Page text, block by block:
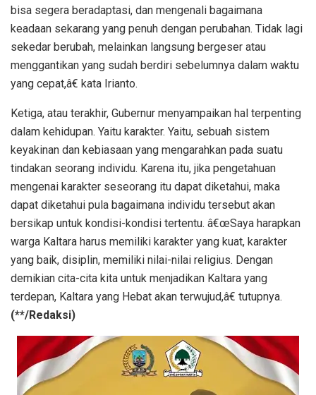
bisa segera beradaptasi, dan mengenali bagaimana
keadaan sekarang yang penuh dengan perubahan. Tidak lagi
sekedar berubah, melainkan langsung bergeser atau
menggantikan yang sudah berdiri sebelumnya dalam waktu
yang cepat,â€ kata Irianto.
Ketiga, atau terakhir, Gubernur menyampaikan hal terpenting
dalam kehidupan. Yaitu karakter. Yaitu, sebuah sistem
keyakinan dan kebiasaan yang mengarahkan pada suatu
tindakan seorang individu. Karena itu, jika pengetahuan
mengenai karakter seseorang itu dapat diketahui, maka
dapat diketahui pula bagaimana individu tersebut akan
bersikap untuk kondisi-kondisi tertentu. â€œSaya harapkan
warga Kaltara harus memiliki karakter yang kuat, karakter
yang baik, disiplin, memiliki nilai-nilai religius. Dengan
demikian cita-cita kita untuk menjadikan Kaltara yang
terdepan, Kaltara yang Hebat akan terwujud,â€ tutupnya.
(**/Redaksi)